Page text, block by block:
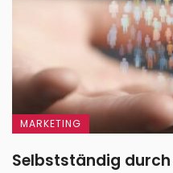
MARKETING
Selbstständig